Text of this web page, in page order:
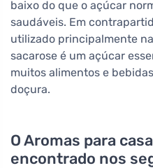
baixo do que o açúcar
saudáveis. Em
utilizado principalmente
sacarose é um açúcar
muitos alimentos e
doçura.
O Aromas para
encontrado nos